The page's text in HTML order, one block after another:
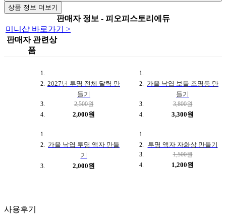
상품 정보 더보기
판매자 정보 - 피오피스토리에듀
미니샵 바로가기 >
판매자 관련상
품
2027년 투명 전체 달력 만
들기
2,500원
2,000원
가을 낙엽 보틀 조명등 만
들기
3,800원
3,300원
가을 낙엽 투명 액자 만들
기
2,000원
투명 액자 자화상 만들기
1,500원
1,200원
사용후기